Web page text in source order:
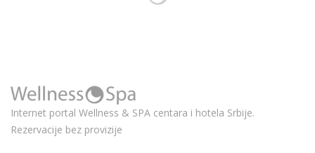
Internet portal Wellness & SPA centara i hotela Srbije.
Rezervacije bez provizije